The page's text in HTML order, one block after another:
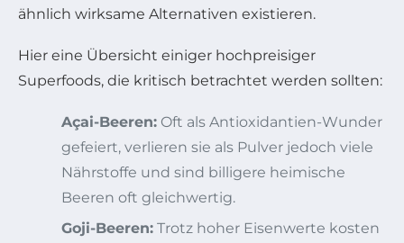
ähnlich wirksame Alternativen existieren.
Hier eine Übersicht einiger hochpreisiger
Superfoods, die kritisch betrachtet werden sollten:
Açai-Beeren: Oft als Antioxidantien-Wunder
gefeiert, verlieren sie als Pulver jedoch viele
Nährstoffe und sind billigere heimische
Beeren oft gleichwertig.
Goji-Beeren: Trotz hoher Eisenwerte kosten